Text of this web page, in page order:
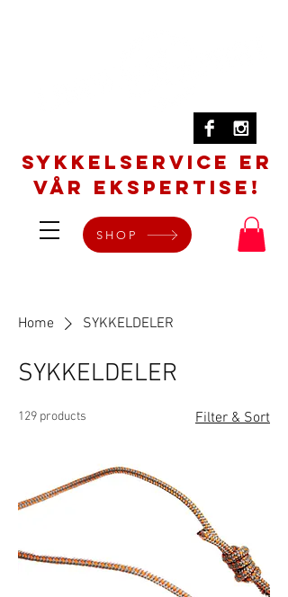
SYKKELSERVICE er
vår ekspertise!
SHOP
Home SYKKELDELER
SYKKELDELER
129 products Filter & Sort